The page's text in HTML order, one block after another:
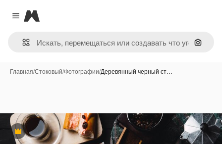
Close menu
Magnific
Поиск
Главная/Стоковый/Фотографии/Деревянный черный ст…
Премиум